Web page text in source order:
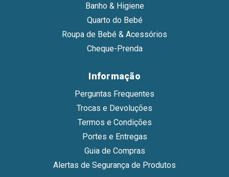
Banho & Higiene
Quarto do Bebé
Roupa de Bebé & Acessórios
Cheque-Prenda
Informação
Perguntas Frequentes
Trocas e Devoluções
Termos e Condições
Portes e Entregas
Guia de Compras
Alertas de Segurança de Produtos